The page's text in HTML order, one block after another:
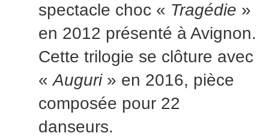
spectacle choc « Tragédie »
en 2012 présenté à Avignon.
Cette trilogie se clôture avec
«Auguri » en 2016, pièce
composée pour 22
danseurs.